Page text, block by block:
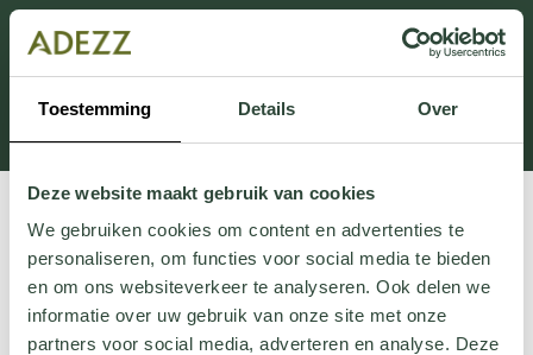
Toestemming Details Over
Deze website maakt gebruik van cookies
We gebruiken cookies om content en advertenties te
personaliseren, om functies voor social media te bieden
en om ons websiteverkeer te analyseren. Ook delen we
informatie over uw gebruik van onze site met onze
partners voor social media, adverteren en analyse. Deze
Cette section est actuellement en maintenance.
Si vous manquez des informations, vous pouvez nous
appeler au +31 413 395 295 ou nous envoyer un e-